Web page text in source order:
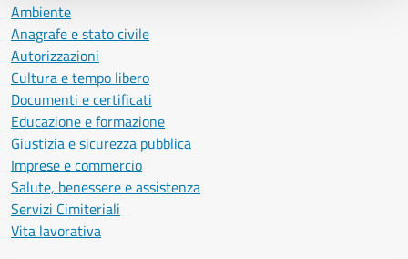
Ambiente
Anagrafe e stato civile
Autorizzazioni
Cultura e tempo libero
Documenti e certificati
Educazione e formazione
Giustizia e sicurezza pubblica
Imprese e commercio
Salute, benessere e assistenza
Servizi Cimiteriali
Vita lavorativa